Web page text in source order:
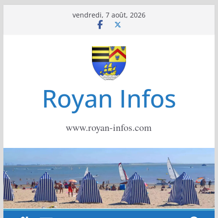
vendredi, 7 août, 2026
Royan Infos
www.royan-infos.com